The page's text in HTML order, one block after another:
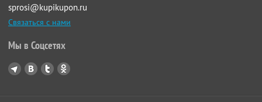
sprosi@kupikupon.ru
Связаться с нами
Мы в Соцсетях